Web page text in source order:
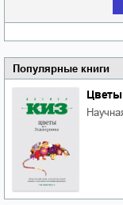
Популярные книги